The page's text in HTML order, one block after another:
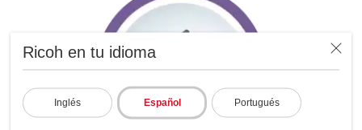
Ricoh en tu idioma
Inglés Español Portugués